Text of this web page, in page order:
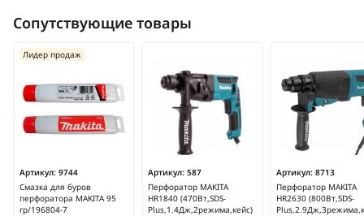
Сопутствующие товары
Артикул: 9744
Смазка для буров
перфоратора MAKITA 95
гр/196804-7
Лидер продаж
Артикул: 587
Перфоратор MAKITA
HR1840 (470Вт,SDS-
Plus,1.4Дж,2режима,кейс)
Артикул: 8713
Перфоратор MAKITA
HR2630 (800Вт,SDS-